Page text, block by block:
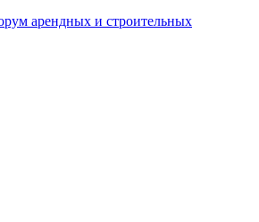
арендных и строительных